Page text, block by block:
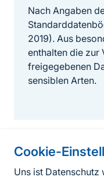
Cookie-
Uns ist
Nach Angaben
2019). Aus
enthalten die zur
freigegebenen
sensiblen Arten.
Informationen